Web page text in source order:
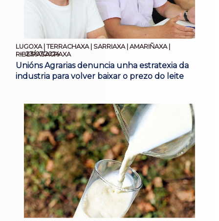
LUGOXA | TERRACHAXA | SARRIAXA | AMARIÑAXA |
RIBEIRASACRAXA
23/07/2024
Unións Agrarias denuncia unha estratexia da
industria para volver baixar o prezo do leite